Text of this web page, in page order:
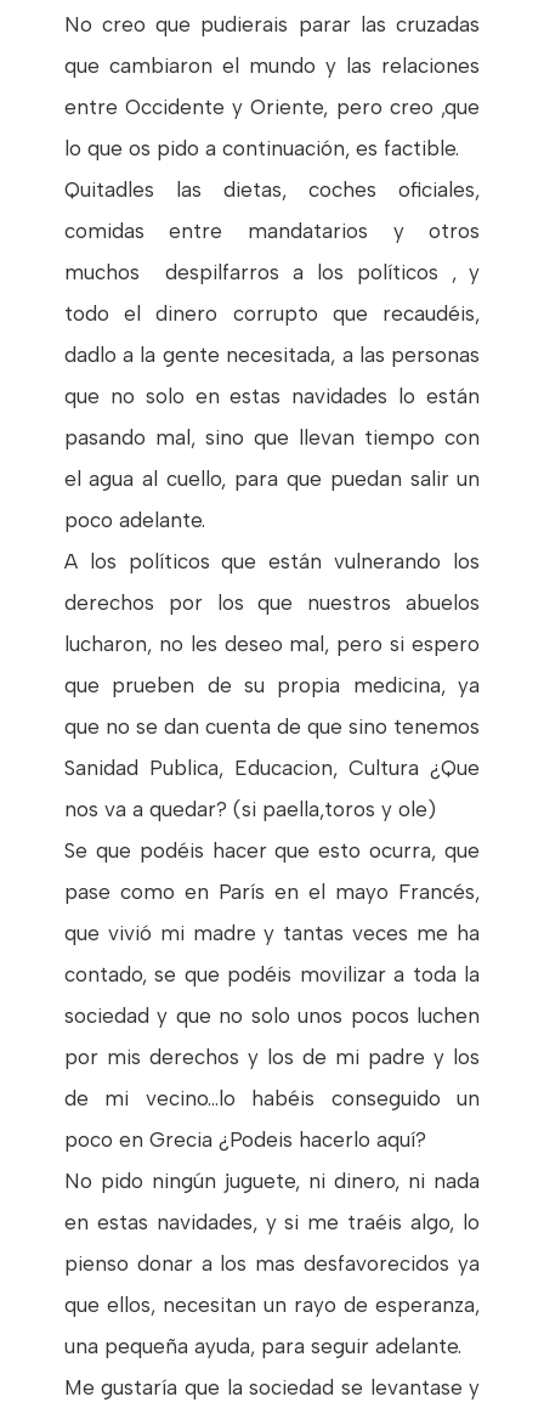
No creo que pudierais parar las cruzadas
que cambiaron el mundo y las relaciones
entre Occidente y Oriente, pero creo ,que
lo que os pido a continuación, es factible.
Quitadles las dietas, coches oficiales,
comidas entre mandatarios y otros
muchos despilfarros a los políticos , y
todo el dinero corrupto que recaudéis,
dadlo a la gente necesitada, a las personas
que no solo en estas navidades lo están
pasando mal, sino que llevan tiempo con
el agua al cuello, para que puedan salir un
poco adelante.
A los políticos que están vulnerando los
derechos por los que nuestros abuelos
lucharon, no les deseo mal, pero si espero
que prueben de su propia medicina, ya
que no se dan cuenta de que sino tenemos
Sanidad Publica, Educacion, Cultura ¿Que
nos va a quedar? (si paella,toros y ole)
Se que podéis hacer que esto ocurra, que
pase como en París en el mayo Francés,
que vivió mi madre y tantas veces me ha
contado, se que podéis movilizar a toda la
sociedad y que no solo unos pocos luchen
por mis derechos y los de mi padre y los
de mi vecino...lo habéis conseguido un
poco en Grecia ¿Podeis hacerlo aquí?
No pido ningún juguete, ni dinero, ni nada
en estas navidades, y si me traéis algo, lo
pienso donar a los mas desfavorecidos ya
que ellos, necesitan un rayo de esperanza,
una pequeña ayuda, para seguir adelante.
Me gustaría que la sociedad se levantase y